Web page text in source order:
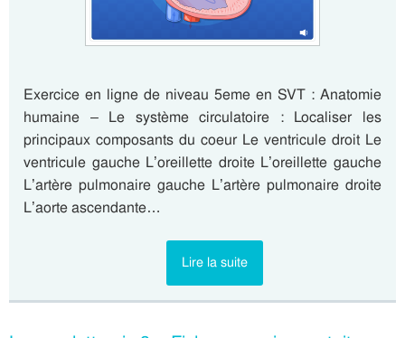
Exercice en ligne de niveau 5eme en SVT : Anatomie
humaine – Le système circulatoire : Localiser les
principaux composants du coeur Le ventricule droit Le
ventricule gauche L’oreillette droite L’oreillette gauche
L’artère pulmonaire gauche L’artère pulmonaire droite
L’aorte ascendante…
Lire la suite